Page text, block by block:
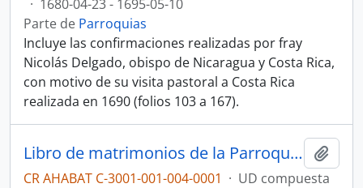
· 1680-04-23 - 1695-05-10
Parte de Parroquias
Incluye las confirmaciones realizadas por fray
Nicolás Delgado, obispo de Nicaragua y Costa Rica,
con motivo de su visita pastoral a Costa Rica
realizada en 1690 (folios 103 a 167).
Libro de matrimonios de la Parroquia Nuestra Señora del Carmen, Cartago, n° 1 (1662-1698)
CR AHABAT C-3001-001-004-0001 · UD compuesta